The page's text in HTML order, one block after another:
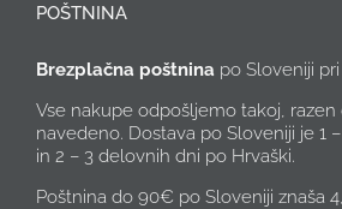
POŠTNINA
Brezplačna poštnina po Sloveniji
Vse nakupe odpošljemo takoj,
navedeno. Dostava po Sloveniji je 1
in 2 – 3 delovnih dni po Hrvaški.
Poštnina do 90€ po Sloveniji znaša